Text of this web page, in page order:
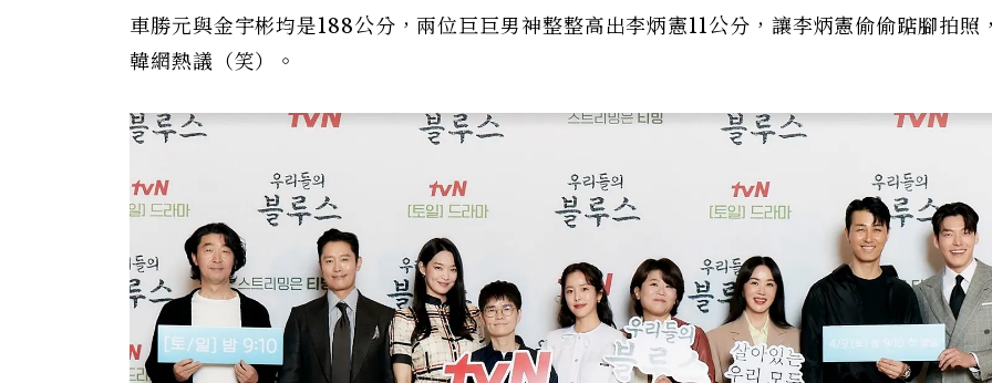
車勝元與金宇彬均是188公分，兩位巨巨男神整整高出李炳憲11公分，讓李炳憲偷偷踮腳拍照
韓網熱議（笑）。